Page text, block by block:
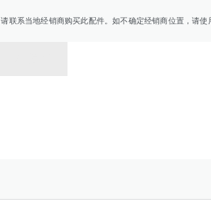
请联系当地经销商购买此配件。如不确定经销商位置，请使